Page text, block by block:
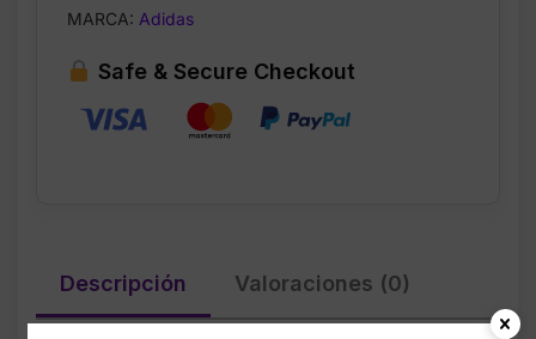
Moderno
6
MARCA: Adidas
Safe & Secure Checkout
Descripción Valoraciones (0)